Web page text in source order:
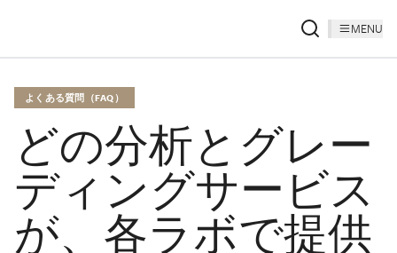
MENU
よくある質問（FAQ）
どの分析とグレー
ディングサービス
が、各ラボで提供